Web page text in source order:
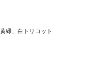
、白トリコット